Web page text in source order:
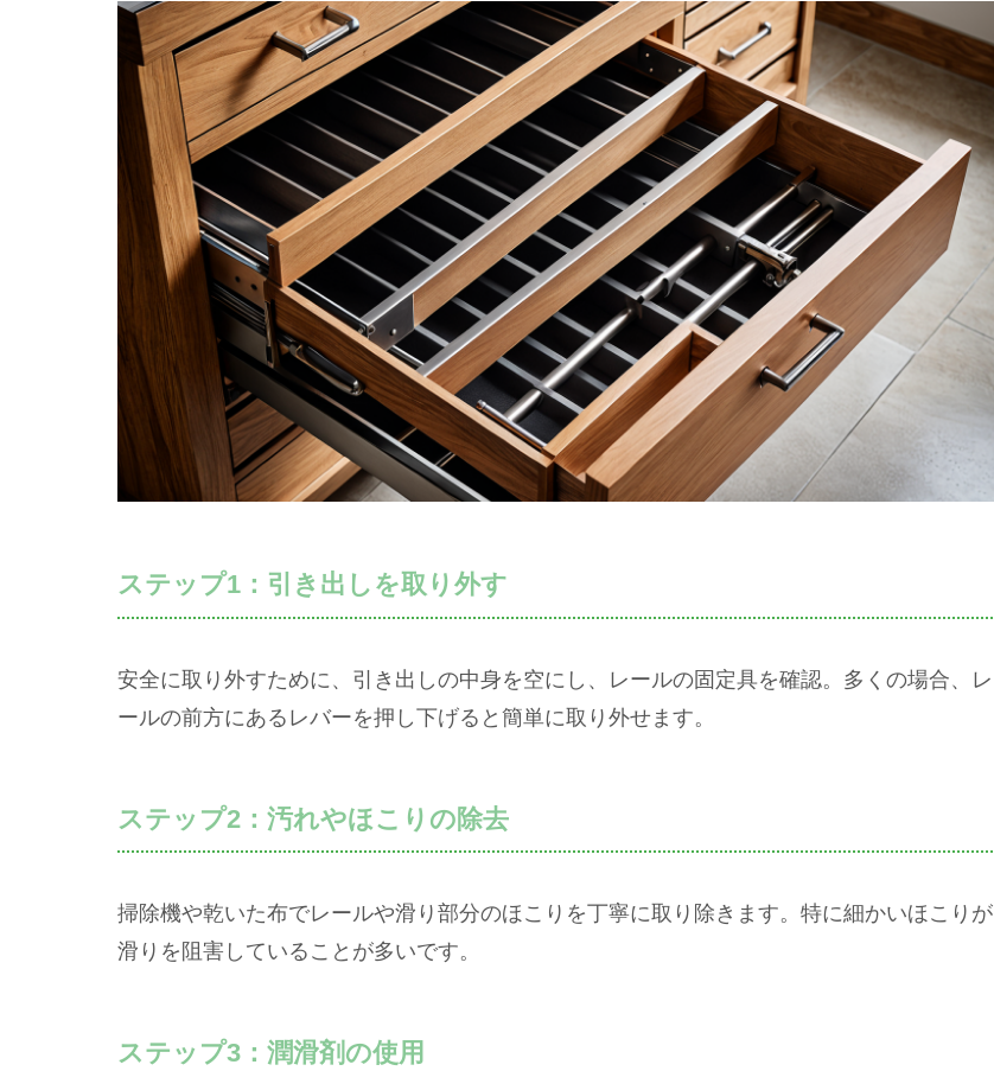
ステップ1：引き出しを取り外す
安全に取り外すために、引き出しの中身を空にし、レールの固定具を確認。多くの場合、レ
ールの前方にあるレバーを押し下げると簡単に取り外せます。
ステップ2：汚れやほこりの除去
掃除機や乾いた布でレールや滑り部分のほこりを丁寧に取り除きます。特に細かいほこりが
滑りを阻害していることが多いです。
ステップ3：潤滑剤の使用